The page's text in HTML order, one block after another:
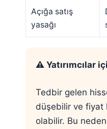
Açığa satış
yasağı
⚠️ Yatırımcılar
Tedbir gelen
düşebilir ve fiyat
olabilir. Bu